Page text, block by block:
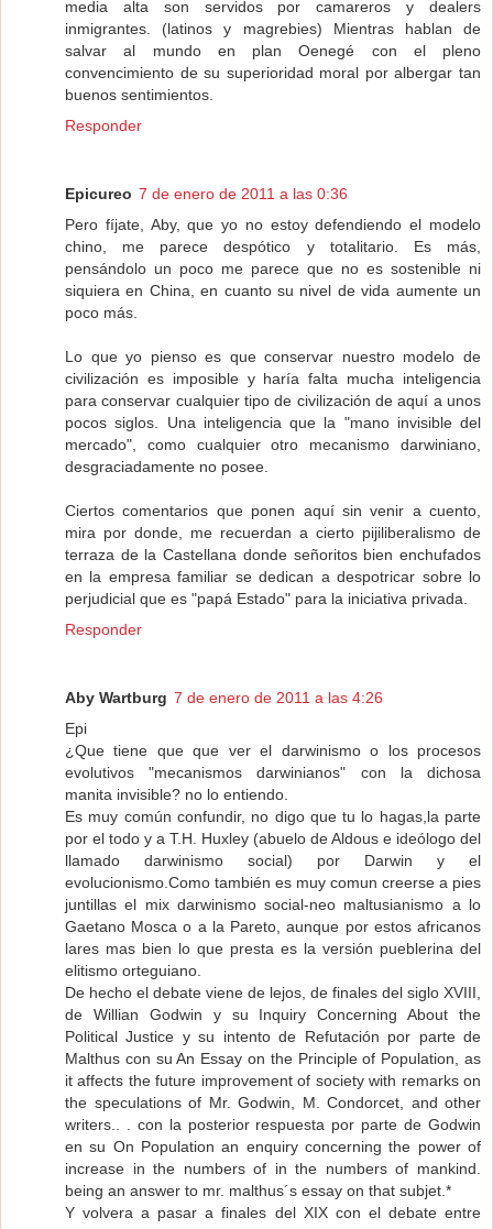
media alta son servidos por camareros y dealers
inmigrantes. (latinos y magrebies) Mientras hablan de
salvar al mundo en plan Oenegé con el pleno
convencimiento de su superioridad moral por albergar tan
buenos sentimientos.
Responder
Epicureo 7 de enero de 2011 a las 0:36
Pero fíjate, Aby, que yo no estoy defendiendo el modelo
chino, me parece despótico y totalitario. Es más,
pensándolo un poco me parece que no es sostenible ni
siquiera en China, en cuanto su nivel de vida aumente un
poco más.
Lo que yo pienso es que conservar nuestro modelo de
civilización es imposible y haría falta mucha inteligencia
para conservar cualquier tipo de civilización de aquí a unos
pocos siglos. Una inteligencia que la "mano invisible del
mercado", como cualquier otro mecanismo darwiniano,
desgraciadamente no posee.
Ciertos comentarios que ponen aquí sin venir a cuento,
mira por donde, me recuerdan a cierto pijiliberalismo de
terraza de la Castellana donde señoritos bien enchufados
en la empresa familiar se dedican a despotricar sobre lo
perjudicial que es "papá Estado" para la iniciativa privada.
Responder
Aby Wartburg 7 de enero de 2011 a las 4:26
Epi
¿Que tiene que que ver el darwinismo o los procesos
evolutivos "mecanismos darwinianos" con la dichosa
manita invisible? no lo entiendo.
Es muy común confundir, no digo que tu lo hagas,la parte
por el todo y a T.H. Huxley (abuelo de Aldous e ideólogo del
llamado darwinismo social) por Darwin y el
evolucionismo.Como también es muy comun creerse a pies
juntillas el mix darwinismo social-neo maltusianismo a lo
Gaetano Mosca o a la Pareto, aunque por estos africanos
lares mas bien lo que presta es la versión pueblerina del
elitismo orteguiano.
De hecho el debate viene de lejos, de finales del siglo XVIII,
de Willian Godwin y su Inquiry Concerning About the
Political Justice y su intento de Refutación por parte de
Malthus con su An Essay on the Principle of Population, as
it affects the future improvement of society with remarks on
the speculations of Mr. Godwin, M. Condorcet, and other
writers.. . con la posterior respuesta por parte de Godwin
en su On Population an enquiry concerning the power of
increase in the numbers of in the numbers of mankind.
being an answer to mr. malthus´s essay on that subjet.*
Y volvera a pasar a finales del XIX con el debate entre